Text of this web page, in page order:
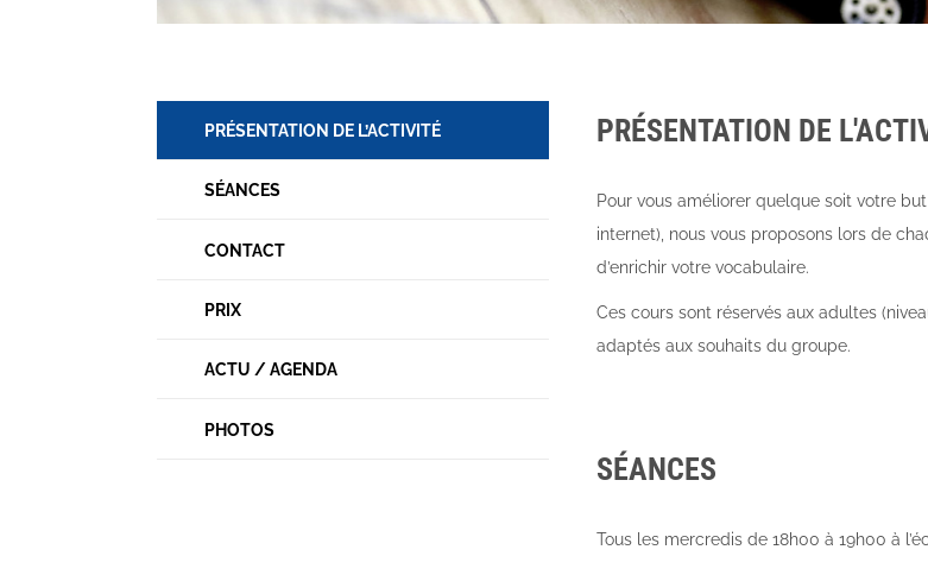
PRÉSENTATION DE L’ACTIVITÉ
SÉANCES
CONTACT
PRIX
ACTU / AGENDA
PHOTOS
PRÉSENTATION DE
Pour vous améliorer quelque soit votre
internet), nous vous proposons lors de
d’enrichir votre vocabulaire.
Ces cours sont réservés aux adultes
adaptés aux souhaits du groupe.
SÉANCES
Tous les mercredis de 18h00 à 19h00 à